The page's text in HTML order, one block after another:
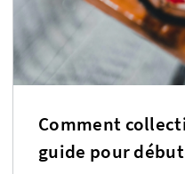
Comment
guide pour